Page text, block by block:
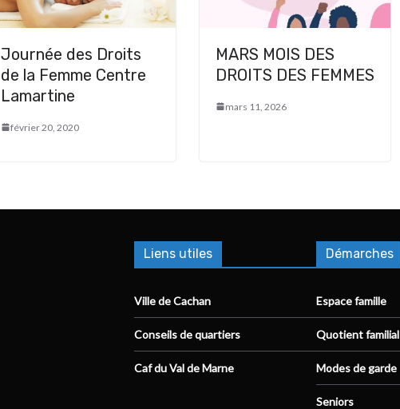
Journée des Droits
de la Femme Centre
Lamartine
février 20, 2020
MARS MOIS DES
DROITS DES FEMMES
mars 11, 2026
Liens utiles
Ville de Cachan
Conseils de quartiers
Caf du Val de Marne
Démarches
Espace famille
Quotient familial
Modes de garde
Seniors